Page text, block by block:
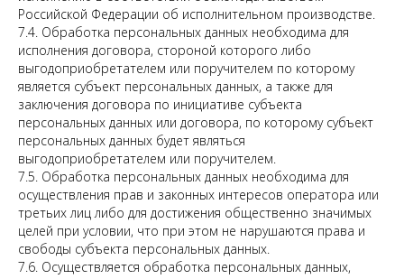
Российской Федерации об исполнительном производстве.
7.4. Обработка персональных данных необходима для
исполнения договора, стороной которого либо
выгодоприобретателем или поручителем по которому
является субъект персональных данных, а также для
заключения договора по инициативе субъекта
персональных данных или договора, по которому субъект
персональных данных будет являться
выгодоприобретателем или поручителем.
7.5. Обработка персональных данных необходима для
осуществления прав и законных интересов оператора или
третьих лиц либо для достижения общественно значимых
целей при условии, что при этом не нарушаются права и
свободы субъекта персональных данных.
7.6. Осуществляется обработка персональных данных,